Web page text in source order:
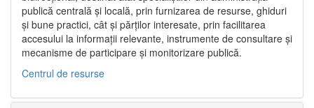
publică centrală și locală, prin furnizarea de resurse, ghiduri
și bune practici, cât și părților interesate, prin facilitarea
accesului la informații relevante, instrumente de consultare și
mecanisme de participare și monitorizare publică.
Centrul de resurse